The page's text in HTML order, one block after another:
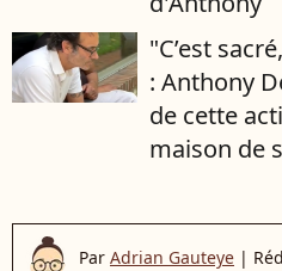
"C’est
: Anthony
de cette
maison de
Par Adrian Gauteye |